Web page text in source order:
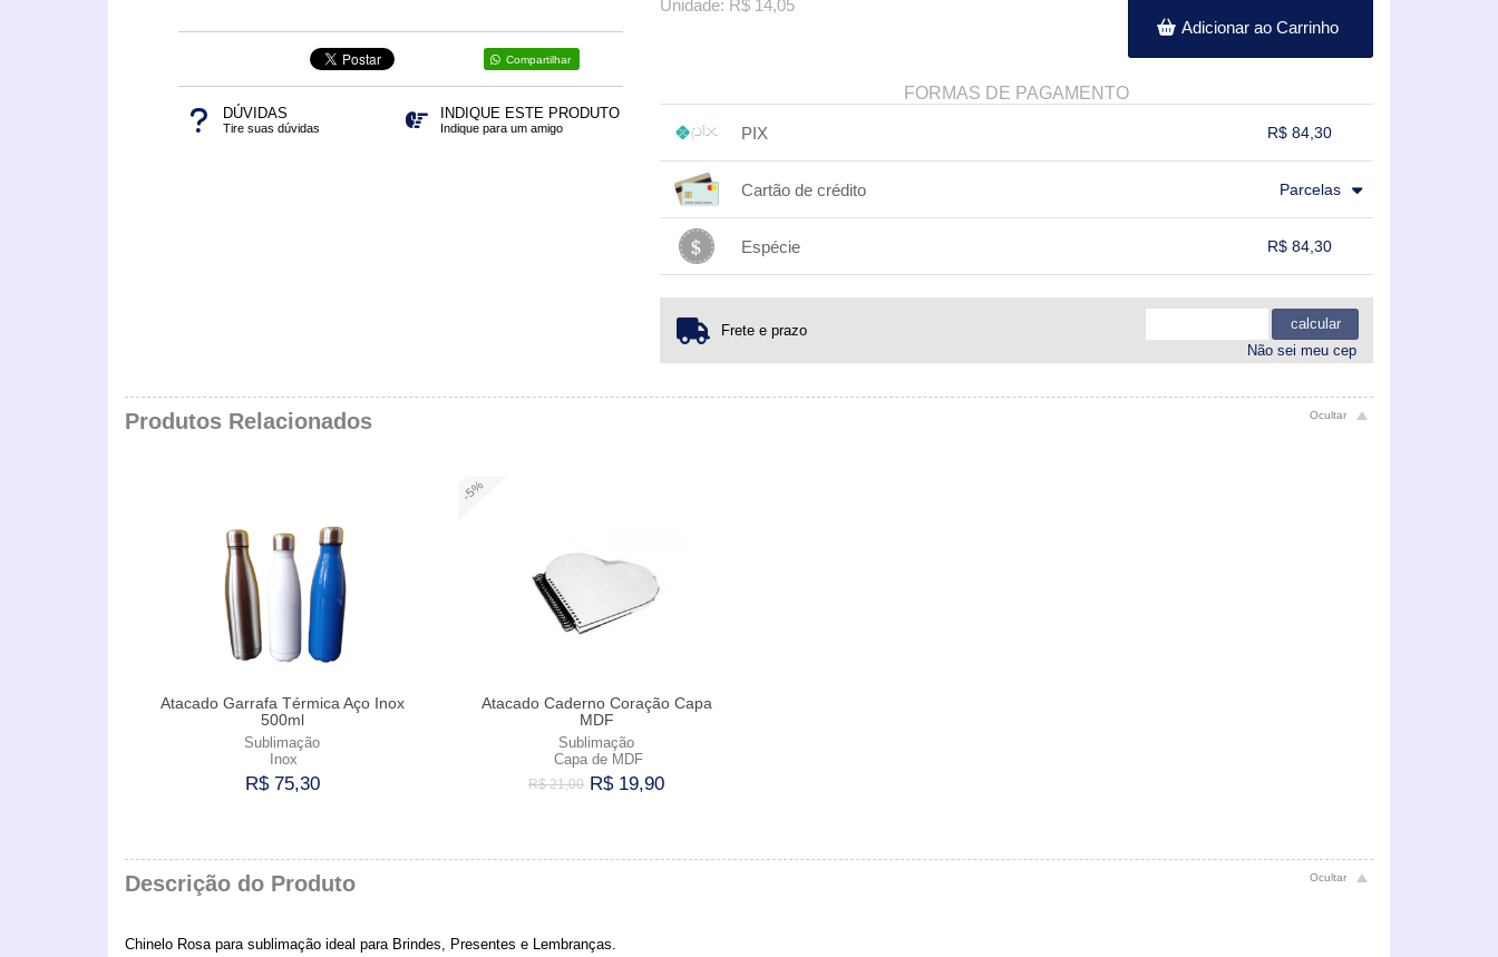
Compartilhar
DÚVIDAS
Tire suas dúvidas
INDIQUE ESTE PRODUTO
Indique para um amigo
Unidade: R$ 14,05
Adicionar ao Carrinho
FORMAS DE PAGAMENTO
PIX R$ 84,30
Cartão de crédito Parcelas
Espécie R$ 84,30
... ..
Frete e prazo
calcular
Não sei meu cep
Produtos Relacionados
Atacado Garrafa Térmica Aço Inox
500ml
Sublimação
Inox
R$ 75,30
-5%
Atacado Caderno Coração Capa
MDF
Sublimação
Capa de MDF
R$ 21,00 R$ 19,90
Descrição do Produto
Chinelo Rosa para sublimação ideal para Brindes, Presentes e Lembranças.